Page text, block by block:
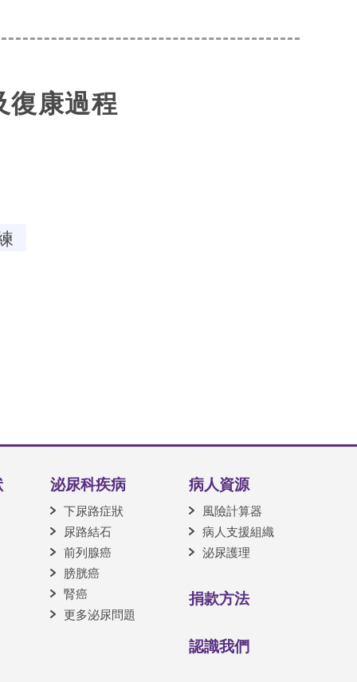
復康過程
泌尿科疾病
下尿路症狀
尿路結石
前列腺癌
膀胱癌
腎癌
更多泌尿問題
病人資源
風險計算器
病人支援組織
泌尿護理
捐款方法
認識我們